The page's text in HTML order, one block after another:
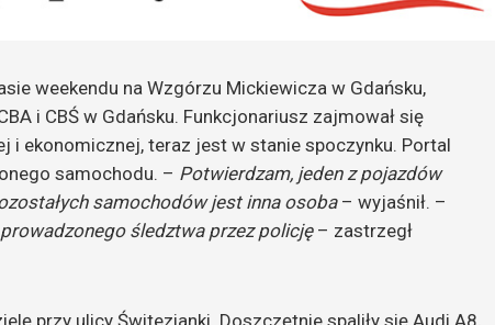
weekendu na Wzgórzu Mickiewicza w Gdańsku,
i CBŚ w Gdańsku. Funkcjonariusz zajmował się
i ekonomicznej, teraz jest w stanie spoczynku. Portal
samochodu. – Potwierdzam, jeden z pojazdów
samochodów jest inna osoba– wyjaśnił. –
śledztwa przez policję– zastrzegł
przy ulicy Świtezianki. Doszczętnie spaliły się Audi A8,